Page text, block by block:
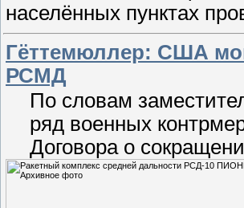
населённых пунктах
Гёттемюллер: США
РСМД
По словам
ряд военных
Договора о